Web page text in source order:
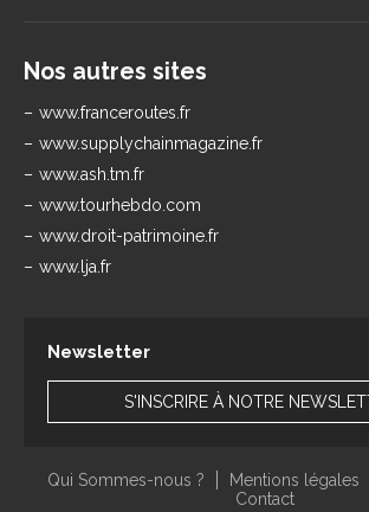
Nos autres sites
www.franceroutes.fr
www.supplychainmagazine.fr
www.ash.tm.fr
www.tourhebdo.com
www.droit-patrimoine.fr
www.lja.fr
Newsletter
S'INSCRIRE À NOTRE
Qui Sommes-nous ? Mentions légales
Contact